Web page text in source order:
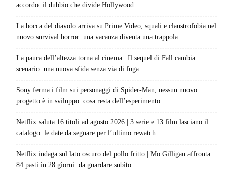
accordo: il dubbio che divide Hollywood
La bocca del diavolo arriva su Prime Video, squali e claustrofobia nel
nuovo survival horror: una vacanza diventa una trappola
La paura dell’altezza torna al cinema | Il sequel di Fall cambia
scenario: una nuova sfida senza via di fuga
Sony ferma i film sui personaggi di Spider-Man, nessun nuovo
progetto è in sviluppo: cosa resta dell’esperimento
Netflix saluta 16 titoli ad agosto 2026 | 3 serie e 13 film lasciano il
catalogo: le date da segnare per l’ultimo rewatch
Netflix indaga sul lato oscuro del pollo fritto | Mo Gilligan affronta
84 pasti in 28 giorni: da guardare subito